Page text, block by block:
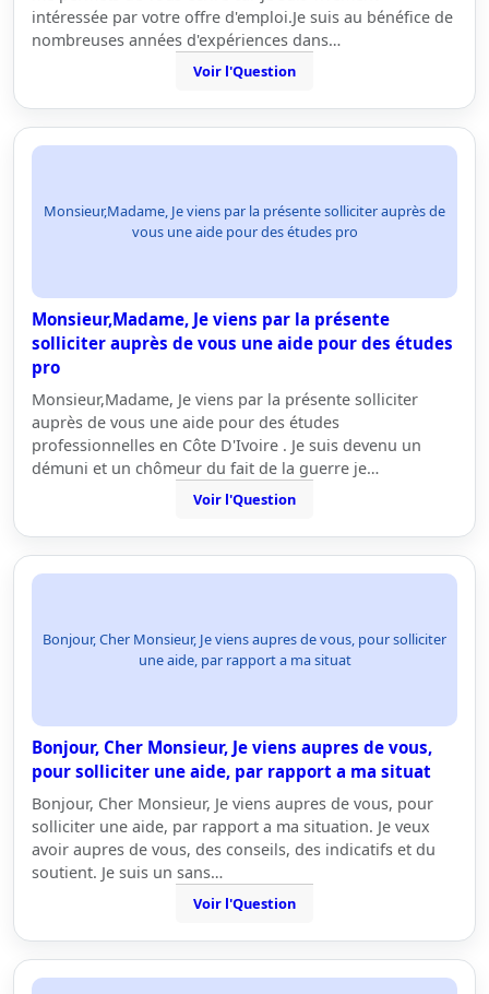
intéressée par votre offre d'emploi.Je suis au bénéfice de
nombreuses années d'expériences dans…
Voir l'Question
Monsieur,Madame, Je viens par la présente solliciter auprès de
vous une aide pour des études pro
Monsieur,Madame, Je viens par la présente
solliciter auprès de vous une aide pour des études
pro
Monsieur,Madame, Je viens par la présente solliciter
auprès de vous une aide pour des études
professionnelles en Côte D'Ivoire . Je suis devenu un
démuni et un chômeur du fait de la guerre je…
Voir l'Question
Bonjour, Cher Monsieur, Je viens aupres de vous, pour solliciter
une aide, par rapport a ma situat
Bonjour, Cher Monsieur, Je viens aupres de vous,
pour solliciter une aide, par rapport a ma situat
Bonjour, Cher Monsieur, Je viens aupres de vous, pour
solliciter une aide, par rapport a ma situation. Je veux
avoir aupres de vous, des conseils, des indicatifs et du
soutient. Je suis un sans…
Voir l'Question